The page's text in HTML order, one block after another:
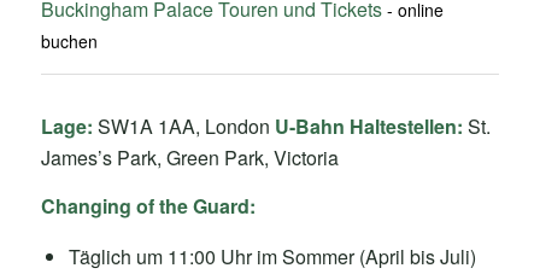
Buckingham Palace Touren und Tickets
Lage: SW1A 1AA, London U-Bahn Haltestellen: St.
James’s Park, Green Park, Victoria
Changing of the Guard:
Täglich um 11:00 Uhr im Sommer (April bis Juli)